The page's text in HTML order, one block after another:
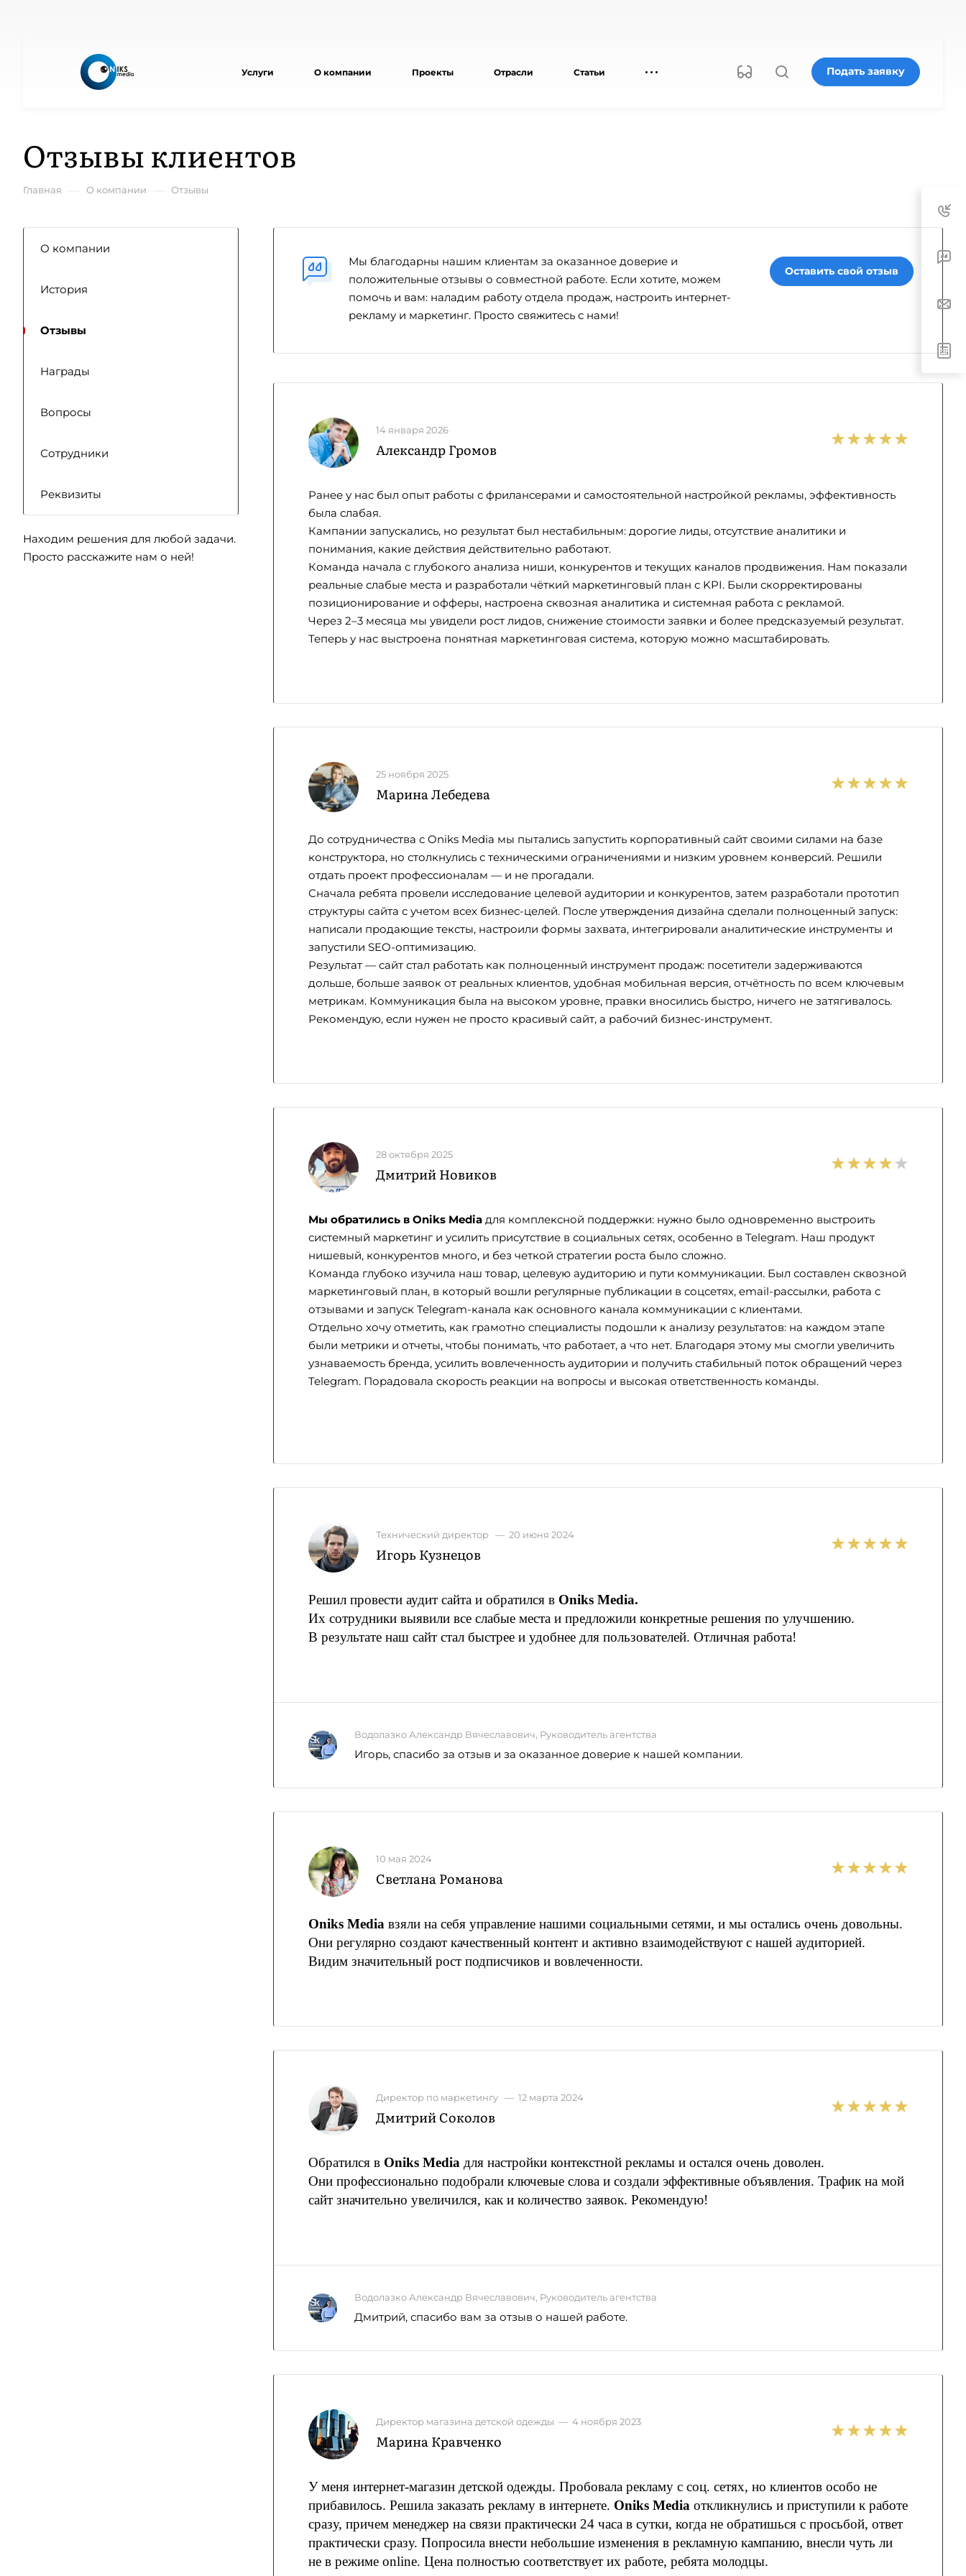
Услуги О компании Проекты Отрасли Статьи Подать заявку
Отзывы клиентов
Главная О компании Отзывы
Мы благодарны нашим клиентам за оказанное доверие и
положительные отзывы о совместной работе. Если хотите, можем
помочь и вам: наладим работу отдела продаж, настроить интернет-
рекламу и маркетинг. Просто свяжитесь с нами!
Оставить свой отзыв
14 января 2026
Александр Громов
Ранее у нас был опыт работы с фрилансерами и самостоятельной настройкой рекламы, эффективность
была слабая.
Кампании запускались, но результат был нестабильным: дорогие лиды, отсутствие аналитики и
понимания, какие действия действительно работают.
Команда начала с глубокого анализа ниши, конкурентов и текущих каналов продвижения. Нам показали
реальные слабые места и разработали чёткий маркетинговый план с KPI. Были скорректированы
позиционирование и офферы, настроена сквозная аналитика и системная работа с рекламой.
Через 2–3 месяца мы увидели рост лидов, снижение стоимости заявки и более предсказуемый результат.
Теперь у нас выстроена понятная маркетинговая система, которую можно масштабировать.
25 ноября 2025
Марина Лебедева
До сотрудничества с Oniks Media мы пытались запустить корпоративный сайт своими силами на базе
конструктора, но столкнулись с техническими ограничениями и низким уровнем конверсий. Решили
отдать проект профессионалам — и не прогадали.
Сначала ребята провели исследование целевой аудитории и конкурентов, затем разработали прототип
структуры сайта с учетом всех бизнес-целей. После утверждения дизайна сделали полноценный запуск:
написали продающие тексты, настроили формы захвата, интегрировали аналитические инструменты и
запустили SEO-оптимизацию.
Результат — сайт стал работать как полноценный инструмент продаж: посетители задерживаются
дольше, больше заявок от реальных клиентов, удобная мобильная версия, отчётность по всем ключевым
метрикам. Коммуникация была на высоком уровне, правки вносились быстро, ничего не затягивалось.
Рекомендую, если нужен не просто красивый сайт, а рабочий бизнес-инструмент.
28 октября 2025
Дмитрий Новиков
Мы обратились в Oniks Media для комплексной поддержки: нужно было одновременно выстроить
системный маркетинг и усилить присутствие в социальных сетях, особенно в Telegram. Наш продукт
нишевый, конкурентов много, и без четкой стратегии роста было сложно.
Команда глубоко изучила наш товар, целевую аудиторию и пути коммуникации. Был составлен сквозной
маркетинговый план, в который вошли регулярные публикации в соцсетях, email-рассылки, работа с
отзывами и запуск Telegram-канала как основного канала коммуникации с клиентами.
Отдельно хочу отметить, как грамотно специалисты подошли к анализу результатов: на каждом этапе
были метрики и отчеты, чтобы понимать, что работает, а что нет. Благодаря этому мы смогли увеличить
узнаваемость бренда, усилить вовлеченность аудитории и получить стабильный поток обращений через
Telegram. Порадовала скорость реакции на вопросы и высокая ответственность команды.
Технический директор — 20 июня 2024
Игорь Кузнецов
Решил провести аудит сайта и обратился в Oniks Media.
Их сотрудники выявили все слабые места и предложили конкретные решения по улучшению.
В результате наш сайт стал быстрее и удобнее для пользователей. Отличная работа!
Водолазко Александр Вячеславович, Руководитель агентства
Игорь, спасибо за отзыв и за оказанное доверие к нашей компании.
10 мая 2024
Светлана Романова
Oniks Media взяли на себя управление нашими социальными сетями, и мы остались очень довольны.
Они регулярно создают качественный контент и активно взаимодействуют с нашей аудиторией.
Видим значительный рост подписчиков и вовлеченности.
Директор по маркетингу — 12 марта 2024
Дмитрий Соколов
Обратился в Oniks Media для настройки контекстной рекламы и остался очень доволен.
Они профессионально подобрали ключевые слова и создали эффективные объявления. Трафик на мой
сайт значительно увеличился, как и количество заявок. Рекомендую!
Водолазко Александр Вячеславович, Руководитель агентства
Дмитрий, спасибо вам за отзыв о нашей работе.
Директор магазина детской одежды — 4 ноября 2023
Марина Кравченко
У меня интернет-магазин детской одежды. Пробовала рекламу с соц. сетях, но клиентов особо не
прибавилось. Решила заказать рекламу в интернете. Oniks Media откликнулись и приступили к работе
сразу, причем менеджер на связи практически 24 часа в сутки, когда не обратишься с просьбой, ответ
практически сразу. Попросила внести небольшие изменения в рекламную кампанию, внесли чуть ли
не в режиме online. Цена полностью соответствует их работе, ребята молодцы.
О компании
История
Отзывы
Награды
Вопросы
Сотрудники
Реквизиты
Находим решения для любой задачи.
Просто расскажите нам о ней!